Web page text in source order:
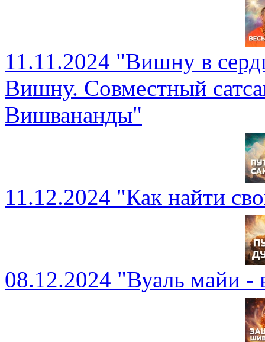
11.11.2024 "Вишну в
Вишну. Совместный
Вишвананды"
11.12.2024 "Как найти
08.12.2024 "Вуаль майи